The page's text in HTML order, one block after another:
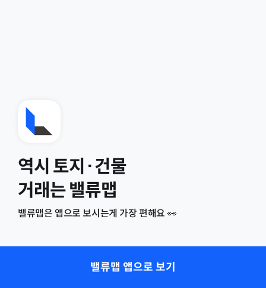
역시 토지·건물
거래는 밸류맵
밸류맵은 앱으로 보시는게 가장 편해요 👀
밸류맵 앱으로 보기